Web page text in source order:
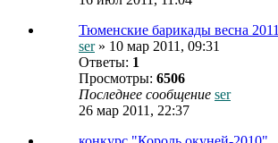
Тюменские барикады весна 2011
ser» 10 мар 2011, 09:31
Ответы: 1
Просмотры: 6506
Последнее сообщение ser
26 мар 2011, 22:37